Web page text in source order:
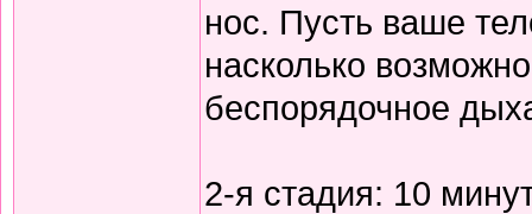
нос. Пусть ваше
насколько
беспорядочное
2-я стадия: 10